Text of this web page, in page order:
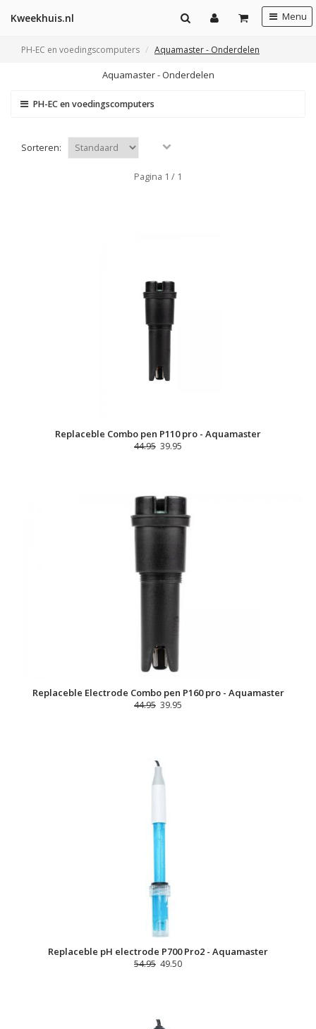
Kweekhuis.nl Menu
PH-EC en voedingscomputers Aquamaster - Onderdelen
Aquamaster - Onderdelen
PH-EC en voedingscomputers
Sorteren:
Pagina 1 / 1
Replaceble Combo pen P110 pro - Aquamaster
44.95 39.95
Replaceble Electrode Combo pen P160 pro - Aquamaster
44.95 39.95
Replaceble pH electrode P700 Pro2 - Aquamaster
54.95 49.50